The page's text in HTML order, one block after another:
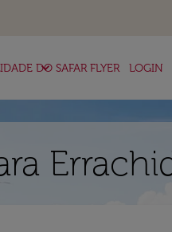
DO SAFAR FLYER
keyboard_arrow_down LOGIN